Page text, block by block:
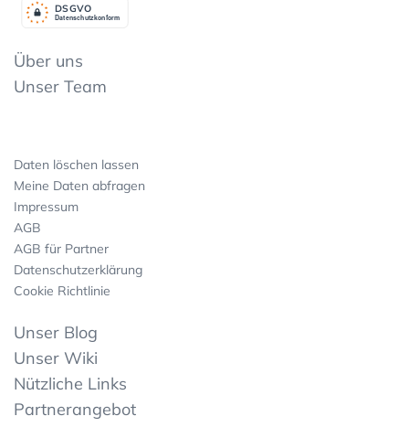
Datenschutzkonform
DSGVO
Über uns
Unser Team
Daten löschen lassen
Meine Daten abfragen
Impressum
AGB
AGB für Partner
Datenschutzerklärung
Cookie Richtlinie
Unser Blog
Unser Wiki
Nützliche Links
Partnerangebot